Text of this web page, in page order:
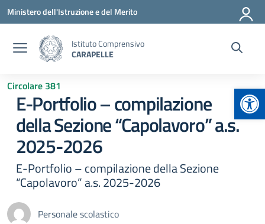
Vai ai contenuti
Vai al menu di navigazione
Vai al footer
Ministero dell'Istruzione e del Merito
Istituto Comprensivo
CARAPELLE
Circolare 381
E-Portfolio – compilazione
della Sezione “Capolavoro” a.s.
2025-2026
E-Portfolio – compilazione della Sezione
“Capolavoro” a.s. 2025-2026
Personale scolastico